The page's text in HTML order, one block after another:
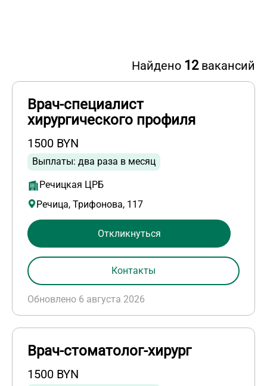
Найдено 12вакансий
Врач-специалист
хирургического профиля
1500 BYN
Выплаты: два раза в месяц
Речицкая ЦРБ
Речица, Трифонова, 117
Обновлено 6 августа 2026
Откликнуться
Контакты
Врач-стоматолог-хирург
1500 BYN